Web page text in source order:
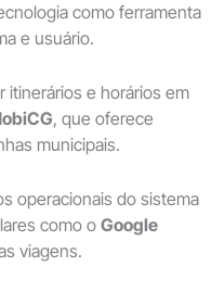
como ferramenta
e usuário.
itinerários e horários em
, que oferece
municipais.
operacionais do sistema
como o Google
viagens.